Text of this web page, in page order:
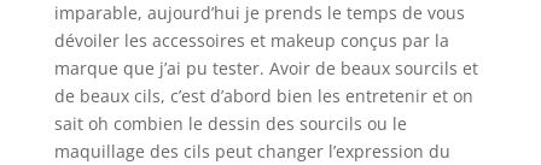
imparable, aujourd’hui je prends le temps de vous
dévoiler les accessoires et makeup conçus par la
marque que j’ai pu tester. Avoir de beaux sourcils et
de beaux cils, c’est d’abord bien les entretenir et on
sait oh combien le dessin des sourcils ou le
maquillage des cils peut changer l’expression du